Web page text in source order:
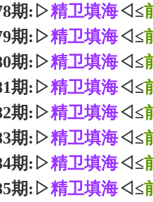
期:▷精卫填海◁≤
期:▷精卫填海◁≤
期:▷精卫填海◁≤
期:▷精卫填海◁≤
期:▷精卫填海◁≤
期:▷精卫填海◁≤
期:▷精卫填海◁≤
期:▷精卫填海◁≤